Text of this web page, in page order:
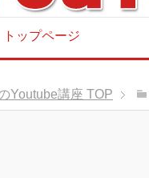
トップページ
Youtube講座 TOP